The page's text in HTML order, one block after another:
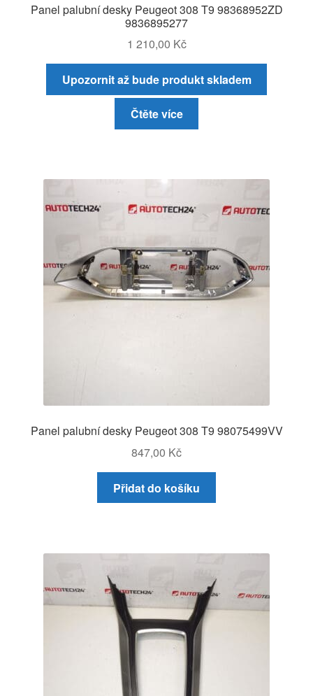
Panel palubní desky Peugeot 308 T9 98368952ZD
9836895277
1 210,00 Kč
Upozornit až bude produkt skladem
Čtěte více
Panel palubní desky Peugeot 308 T9 98075499VV
847,00 Kč
Přidat do košíku